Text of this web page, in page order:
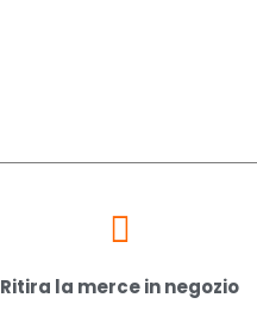
Ritira la merce in negozio